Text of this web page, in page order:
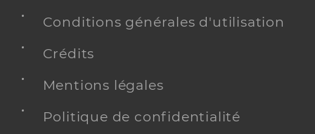
Conditions générales d'utilisation
Crédits
Mentions légales
Politique de confidentialité